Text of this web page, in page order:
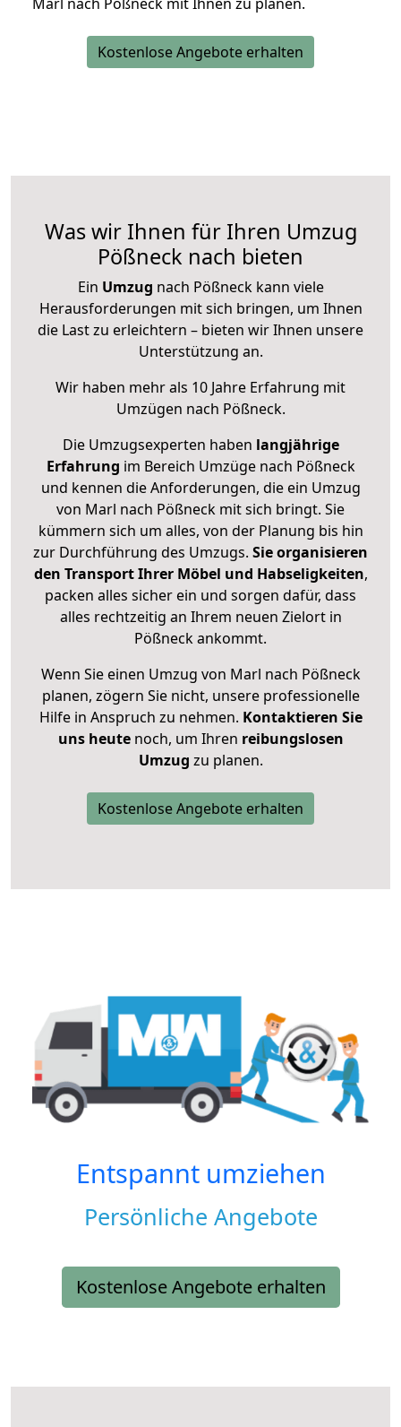
Kostenlose Angebote erhalten
Was wir Ihnen für Ihren Umzug
Pößneck nach bieten
Ein Umzug nach Pößneck kann viele
Herausforderungen mit sich bringen, um Ihnen
die Last zu erleichtern – bieten wir Ihnen unsere
Unterstützung an.
Wir haben mehr als 10 Jahre Erfahrung mit
Umzügen nach Pößneck.
Die Umzugsexperten haben langjährige
Erfahrung im Bereich Umzüge nach Pößneck
und kennen die Anforderungen, die ein Umzug
von Marl nach Pößneck mit sich bringt. Sie
kümmern sich um alles, von der Planung bis hin
zur Durchführung des Umzugs. Sie organisieren
den Transport Ihrer Möbel und Habseligkeiten,
packen alles sicher ein und sorgen dafür, dass
alles rechtzeitig an Ihrem neuen Zielort in
Pößneck ankommt.
Wenn Sie einen Umzug von Marl nach Pößneck
planen, zögern Sie nicht, unsere professionelle
Hilfe in Anspruch zu nehmen. Kontaktieren Sie
uns heutenoch, um Ihren reibungslosen
Umzug zu planen.
Kostenlose Angebote erhalten
Entspannt umziehen
Persönliche Angebote
Kostenlose Angebote erhalten